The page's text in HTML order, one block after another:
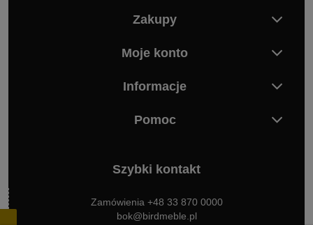
Zakupy
Moje konto
Informacje
Pomoc
Szybki kontakt
Zamówienia +48 33 870 0000
bok@birdmeble.pl